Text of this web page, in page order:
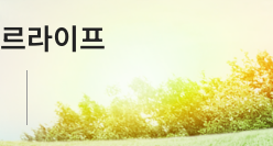
라이프